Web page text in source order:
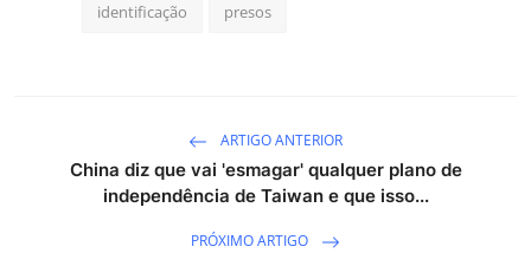
identificação presos
ARTIGO ANTERIOR
China diz que vai 'esmagar' qualquer plano de
independência de Taiwan e que isso...
PRÓXIMO ARTIGO